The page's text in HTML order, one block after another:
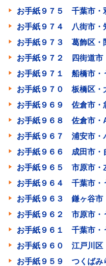
お手紙９７５ 千葉市・
お手紙９７４ 八街市・
お手紙９７３ 葛飾区・
お手紙９７２ 四街道市
お手紙９７１ 船橋市・
お手紙９７０ 板橋区・
お手紙９６９ 佐倉市・
お手紙９６８ 佐倉市・
お手紙９６７ 浦安市・
お手紙９６６ 成田市・
お手紙９６５ 市原市・
お手紙９６４ 千葉市・
お手紙９６３ 鎌ヶ谷市
お手紙９６２ 市原市・
お手紙９６１ 千葉市・
お手紙９６０ 江戸川区
お手紙９５９ つくばみ